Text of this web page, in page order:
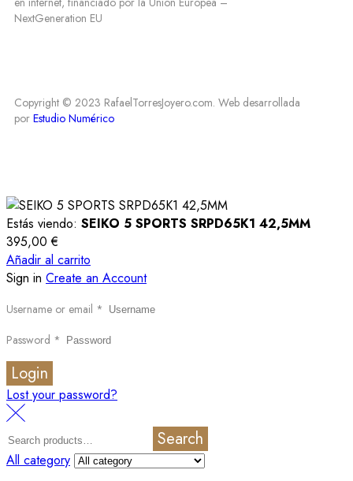
NextGeneration EU
Copyright © 2023 RafaelTorresJoyero.com. Web desarrollada
por Estudio Numérico
Estás viendo: SEIKO 5 SPORTS SRPD65K1 42,5MM
395,00€
Añadir al carrito
Sign in Create an Account
Username or email *
Password *
Login
Lost your password?
Search
All category